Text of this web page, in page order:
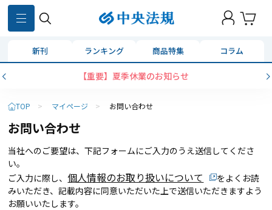
新刊 ランキング 商品特集 コラム
【重要】夏季休業のお知らせ
TOP > マイページ > お問い合わせ
お問い合わせ
当社へのご要望は、下記フォームにご入力のうえ送信してくださ
い。
ご入力に際し、 個人情報のお取り扱いについて
をよくお読
みいただき、記載内容に同意いただいた上で送信いただきますよう
お願いいたします。